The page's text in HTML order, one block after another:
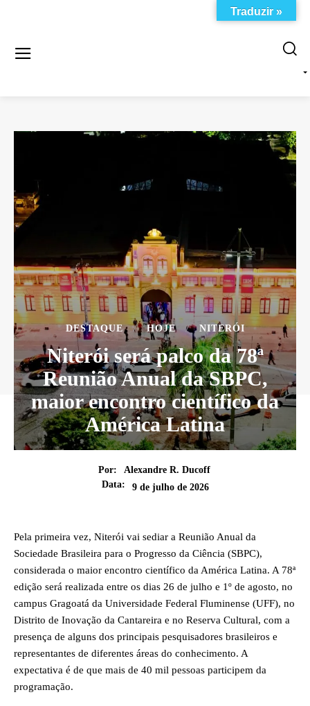
DESTAQUE HOJE NITERÓI
Niterói será palco da 78ª
Reunião Anual da SBPC,
maior encontro científico da
América Latina
Por:
Alexandre R. Ducoff
Data:
9 de julho de 2026
Pela primeira vez, Niterói vai sediar a Reunião Anual da
Sociedade Brasileira para o Progresso da Ciência (SBPC),
considerada o maior encontro científico da América Latina. A 78ª
edição será realizada entre os dias 26 de julho e 1º de agosto, no
campus Gragoatá da Universidade Federal Fluminense (UFF), no
Distrito de Inovação da Cantareira e no Reserva Cultural, com a
presença de alguns dos principais pesquisadores brasileiros e
representantes de diferentes áreas do conhecimento. A
expectativa é de que mais de 40 mil pessoas participem da
programação.
Traduzir »